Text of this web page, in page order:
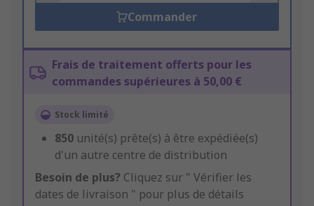
Commander
Frais de traitement offerts pour les
commandes supérieures à 50,00 €
Stock limité
850 unité(s) prête(s) à être expédiée(s)
d'un autre centre de distribution
Besoin de plus? Cliquez sur " Vérifier les
dates de livraison " pour plus de détails